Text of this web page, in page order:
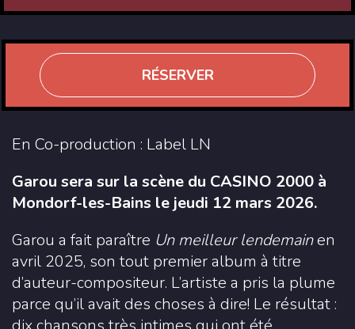
RÉSERVER
En Co-production : Label LN
Garou sera sur la scène du CASINO 2000 à
Mondorf-les-Bains le jeudi 12 mars 2026.
Garou a fait paraître Un meilleur lendemainen
avril 2025, son tout premier album à titre
d’auteur-compositeur. L’artiste a pris la plume
parce qu’il avait des choses à dire! Le résultat :